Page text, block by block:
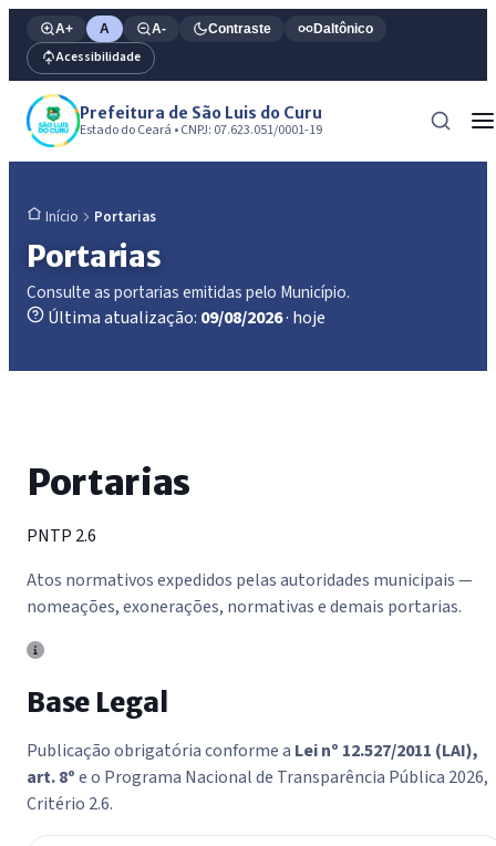
A+ A A- Contraste Daltônico
Acessibilidade
Prefeitura de São Luis do Curu
Estado do Ceará • CNPJ: 07.623.051/0001-19
Início Portarias
Portarias
Consulte as portarias emitidas pelo Município.
Última atualização: 09/08/2026· hoje
Portarias
PNTP 2.6
Atos normativos expedidos pelas autoridades municipais —
nomeações, exonerações, normativas e demais portarias.
Base Legal
Publicação obrigatória conforme a Lei nº 12.527/2011 (LAI),
art. 8ºe o Programa Nacional de Transparência Pública 2026,
Critério 2.6.